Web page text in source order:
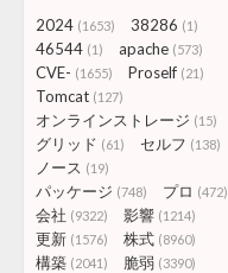
2024 (1653) 38286 (1)
46544 (1) apache (573)
CVE- (1655) Proself (21)
Tomcat (127)
オンラインストレージ (15)
グリッド (61) セルフ (138)
ノース (19)
パッケージ (748) プロ (472)
会社 (9322) 影響 (1214)
更新 (1576) 株式 (8960)
構築 (2041) 脆弱 (3390)